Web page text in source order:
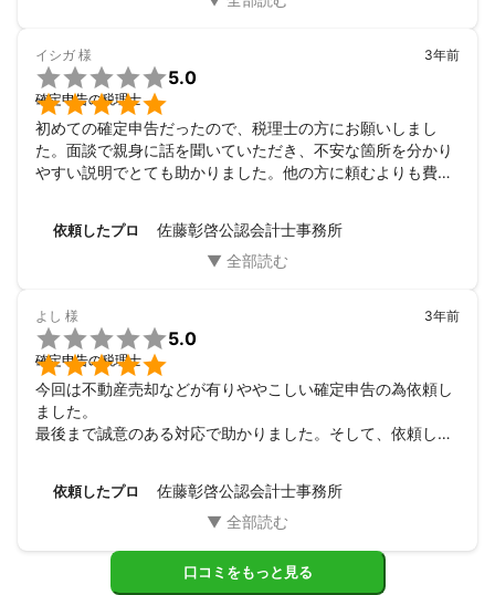
イシガ 様


5.0
確定申告の税理士
3年前
初めての確定申告だったので、税理士の方にお願いしまし
た。面談で親身に話を聞いていただき、不安な箇所を分かり
やすい説明でとても助かりました。他の方に頼むよりも費用
依頼したプロ 佐藤彰啓公認会計士事務所
よし 様


5.0
確定申告の税理士
3年前
今回は不動産売却などが有りややこしい確定申告の為依頼し
ました。
最後まで誠意のある対応で助かりました。そして、依頼して
依頼したプロ 佐藤彰啓公認会計士事務所
口コミをもっと見る